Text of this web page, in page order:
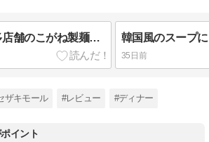
うどん王国香川最多店舗のこがね製麺所が黄金町にやってきた
35日前
ザキモール #レビュー #ディナー
イント